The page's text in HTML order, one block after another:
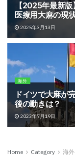
【2025年最新
医療用大麻の現
2025年3月13日
海外
ドイツで大麻が
後の動きは？
2023年7月19日
Home Category 海外